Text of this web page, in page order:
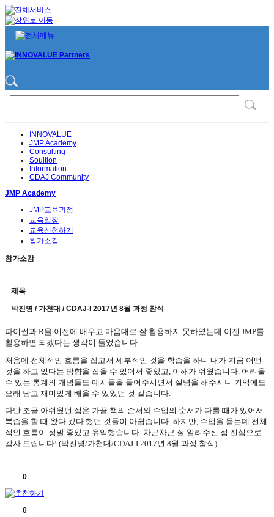
INNOVALUE
JMP Academy
Consulting
Soultion
Information
CDAJ Community
JMP Academy
JMP교육과정
교육일정
교육신청하기
참가소감
참가소감
제목
박진명 / 가천대 / CDAJ-I 2017년 8월 과정 참석
파이썬과 R을 이전에 배우고 마음대로 잘 활용하지 못하였는데 이젠 JMP를
활용하면 되겠다는 생각이 들었습니다.
처음에 전체적인 흐름을 잡고서 세부적인 것을 학습을 하니 내가 지금 어떤
것을 하고 있다는 방향을 잡을 수 있어서 좋았고 이해가 쉬웠습니다 어려울
수 있는 통계의 개념들도 예시들을 들어주시면서 설명을 해주시니 기억에도
오래 남고 재미있게 배울 수 있었던 것 같습니다
다만 조금 아쉬웠던 점은 가끔 책의 순서와 수업의 순서가 다를 때가 있어서
복습을 할 때 왔다 갔다 했던 것들이 아쉽습니다. 하지만, 수업을 듣는데 전체
적인 흐름이 정말 좋았고 유익했습니다. 차근차근 잘 알려주신 점 진심으로
감사 드립니다! (박진명/가천대/CDAJ-I 2017년 8월 과정 참석)
0
0